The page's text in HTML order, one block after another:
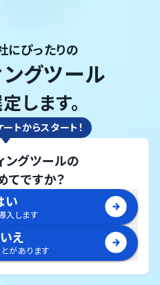
にぴったりの
グツール
します。
トからスタート！
ングツールの
てですか？
い
入します
え
があります